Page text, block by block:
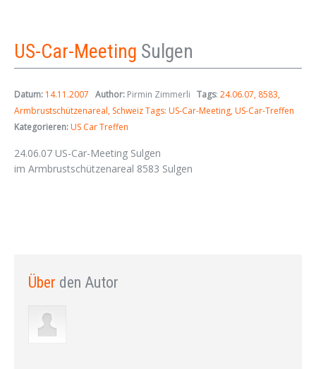
US-Car-Meeting Sulgen
Datum: 14.11.2007 Author: Pirmin Zimmerli Tags: 24.06.07 8583
Armbrustschützenareal Schweiz Tags: US-Car-Meeting US-Car-Treffen
Kategorieren:US Car Treffen
24.06.07 US-Car-Meeting Sulgen
im Armbrustschützenareal 8583 Sulgen
Über den Autor